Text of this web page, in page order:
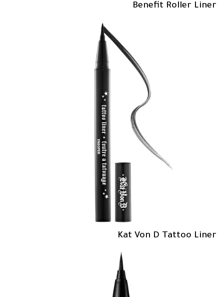
Benefit Roller Liner
Kat Von D Tattoo Liner